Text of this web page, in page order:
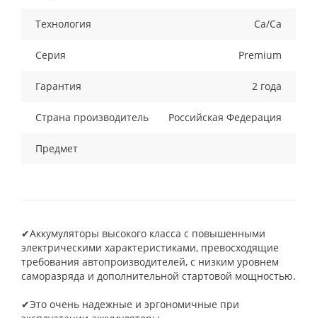
Технология Ca/Ca
Серия Premium
Гарантия 2 года
Страна производитель Российская Федерация
Предмет
✔Аккумуляторы высокого класса с повышенными
электрическими характеристиками, превосходящие
требования автопроизводителей, с низким уровнем
саморазряда и дополнительной стартовой мощностью.
✔Это очень надежные и эргономичные при